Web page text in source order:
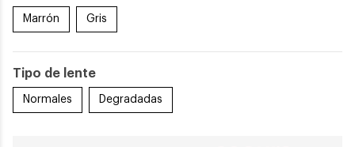
Marrón Gris
Tipo de lente
Normales Degradadas